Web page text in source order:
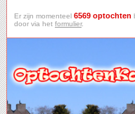
Er zijn momenteel 6569 optochten
door via het formulier.